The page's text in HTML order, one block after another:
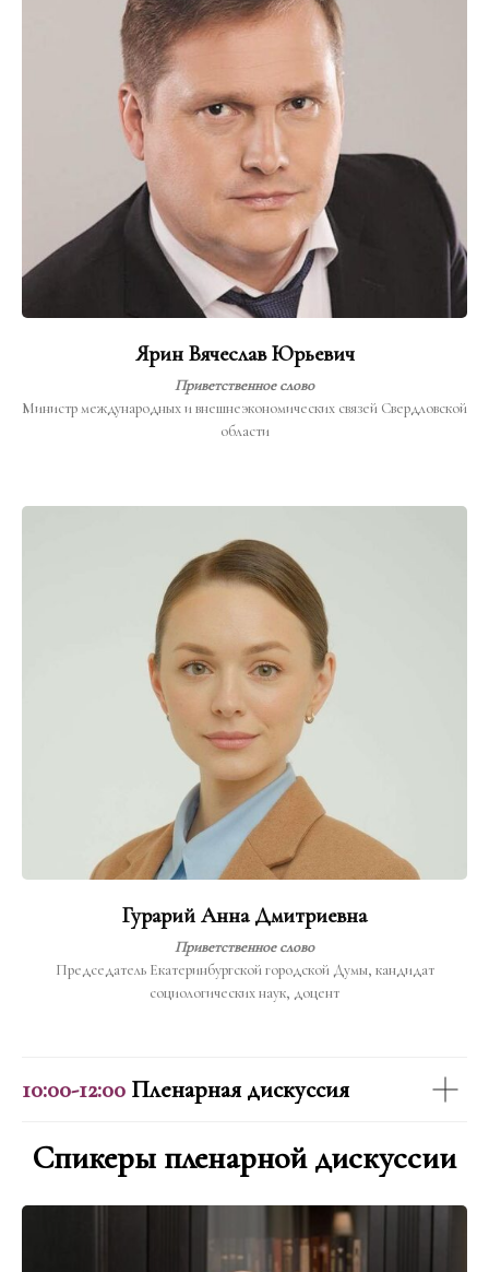
Ярин Вячеслав Юрьевич
Приветственное слово
Министр международных и внешнеэкономических связей Свердловской
области
Гурарий Анна Дмитриевна
Приветственное слово
Председатель Екатеринбургской городской Думы, кандидат
социологических наук, доцент
10:00-12:00 Пленарная дискуссия
Спикеры пленарной дискуссии